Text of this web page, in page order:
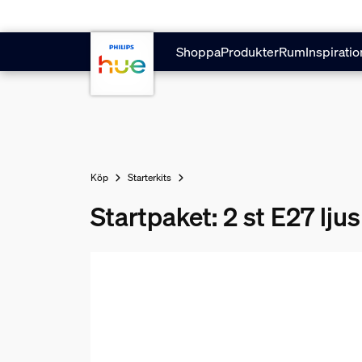
ShoppaProdukterRum
Köp Starterkits
Startpaket: 2 st E27